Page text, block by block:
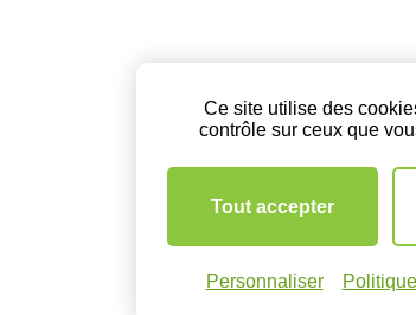
Ce site utilise des
contrôle sur ceux que
Tout accepter
Personnaliser